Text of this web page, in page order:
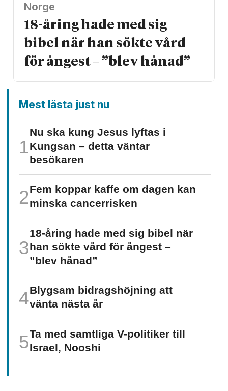
Norge
18-åring hade med sig
bibel när han sökte vård
för ångest – ”blev hånad”
Mest lästa just nu
Nu ska kung Jesus lyftas i
Kungsan – detta väntar
besökaren
Fem koppar kaffe om dagen kan
minska cancer­risken
18-åring hade med sig bibel när
han sökte vård för ångest –
”blev hånad”
Blygsam bidrags­höjning att
vänta nästa år
Ta med samtliga V-politiker till
Israel, Nooshi